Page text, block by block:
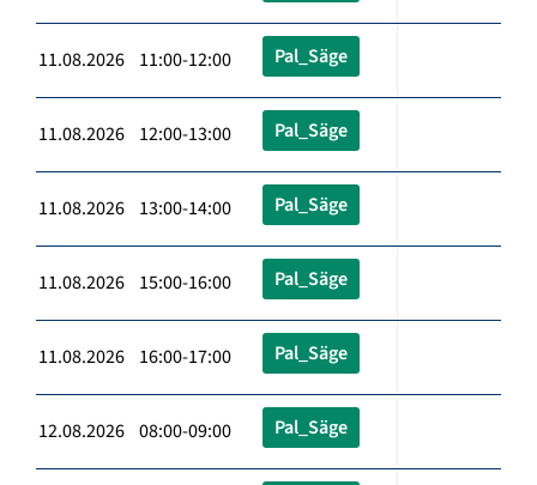
11.08.2026 11:00-12:00 Pal_Säge
11.08.2026 12:00-13:00 Pal_Säge
11.08.2026 13:00-14:00 Pal_Säge
11.08.2026 15:00-16:00 Pal_Säge
11.08.2026 16:00-17:00 Pal_Säge
12.08.2026 08:00-09:00 Pal_Säge